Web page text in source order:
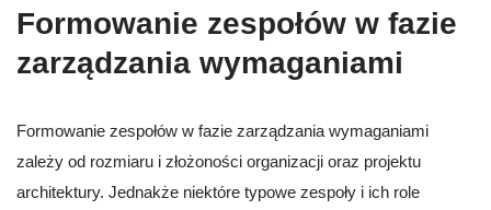
Formowanie zespołów w fazie
zarządzania wymaganiami
Formowanie zespołów w fazie zarządzania wymaganiami
zależy od rozmiaru i złożoności organizacji oraz projektu
architektury. Jednakże niektóre typowe zespoły i ich role